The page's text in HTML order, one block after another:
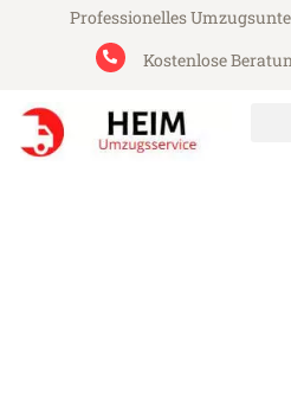
Professionelles
Kostenlose